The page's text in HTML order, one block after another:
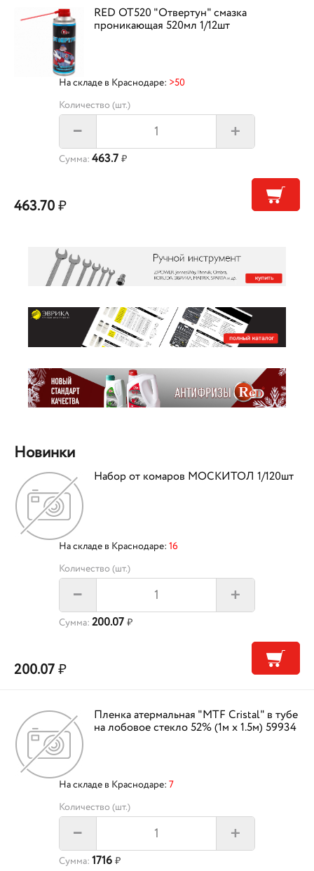
RED OT520 "Отвертун" смазка
проникающая 520мл 1/12шт
На складе в Краснодаре: >50
Количество (шт.)
– +
Сумма: 463.7 ₽
463.70₽
Новинки
Набор от комаров МОСКИТОЛ 1/120шт
На складе в Краснодаре: 16
Количество (шт.)
– +
Сумма: 200.07 ₽
200.07₽
Пленка атермальная "MTF Cristal" в тубе
на лобовое стекло 52% (1м х 1.5м) 59934
На складе в Краснодаре: 7
Количество (шт.)
– +
Сумма: 1716 ₽